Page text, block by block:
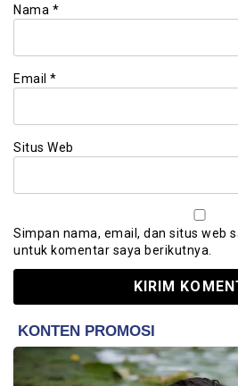
Nama *
Email *
Situs Web
Simpan nama, email, dan situs web
untuk komentar saya berikutnya.